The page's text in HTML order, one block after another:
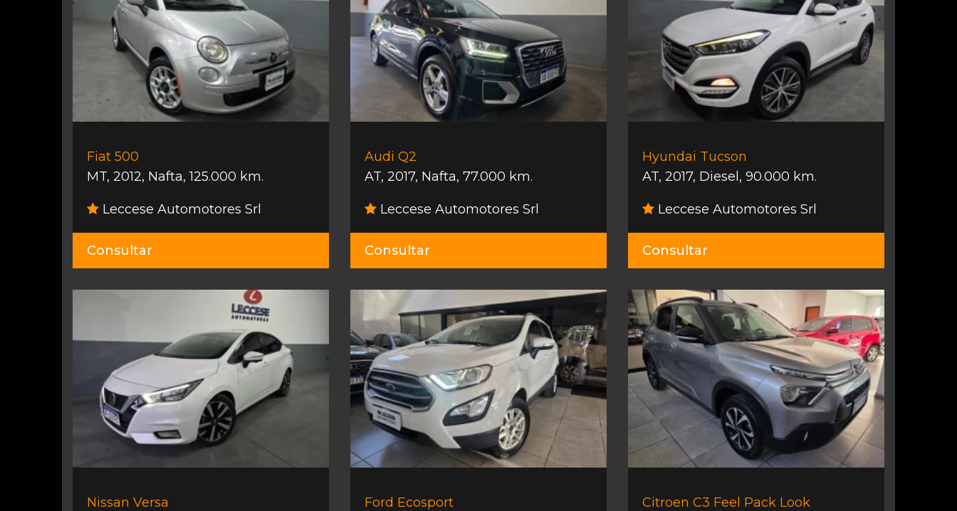
Fiat 500
MT, 2012, Nafta,125.000 km.
Leccese Automotores Srl
Consultar
Audi Q2
AT, 2017, Nafta, 77.000 km.
Leccese Automotores Srl
Consultar
Hyundai Tucson
AT, 2017, Diesel , 90.000 km.
Leccese Automotores Srl
Consultar
Nissan Versa
Ford Ecosport
Citroen C3 Feel Pack Look